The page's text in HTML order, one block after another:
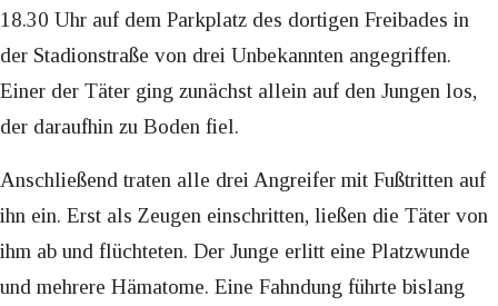
18.30 Uhr auf dem Parkplatz des dortigen Freibades in
der Stadionstraße von drei Unbekannten angegriffen.
Einer der Täter ging zunächst allein auf den Jungen los,
der daraufhin zu Boden fiel.
Anschließend traten alle drei Angreifer mit Fußtritten auf
ihn ein. Erst als Zeugen einschritten, ließen die Täter von
ihm ab und flüchteten. Der Junge erlitt eine Platzwunde
und mehrere Hämatome. Eine Fahndung führte bislang